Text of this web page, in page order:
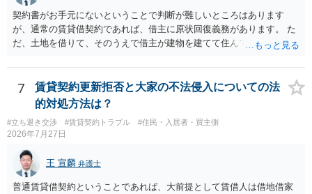
契約書がお手元にないということで判断が難しいところはあります
が、通常の賃貸借契約であれば、借主に原状回復義務があります。 た
だ、土地を借りて、そのうえで借主が建物を建てて住んでいたケース
であれば、建物を収去して土地を明渡す義務は原則生じないはずで
す。 その後、建物を平屋に立て替えた場合であっても、貸主の承諾を
得ているのであれば、単純に費用を捻出した側に平屋の所有権が帰属
する、という話になるわけでもないように思います。 そのため、現
状、解体費用を負担することが明確な案件ではないため、まずは相手
に請求の根拠（なぜ当方が平屋の解体費用を負担しなければならない
のか）を確認されてみてはいかがでしょうか。
7
賃貸契約更新拒否と大家の不法侵入についての法
的対処方法は？
#立ち退き交渉 #賃貸契約トラブル #住民・入居者・買主側
2026年7月27日
王 宣麟 弁護士
普通賃貸借契約ということであれば、大前提として賃借人は借地借家